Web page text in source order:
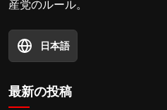
産党のルール。
日本語
最新の投稿